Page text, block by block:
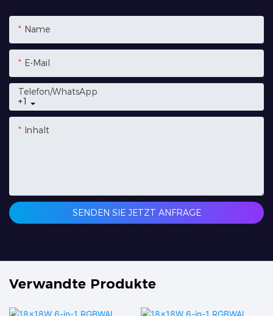
Name
E-Mail
+1
Telefon/WhatsApp
Inhalt
SENDEN SIE JETZT ANFRAGE
Verwandte Produkte